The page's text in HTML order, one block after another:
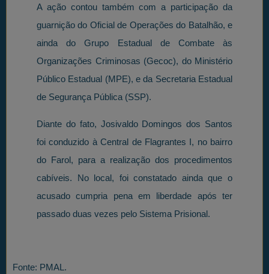
A ação contou também com a participação da
guarnição do Oficial de Operações do Batalhão, e
ainda do Grupo Estadual de Combate às
Organizações Criminosas (Gecoc), do Ministério
Público Estadual (MPE), e da Secretaria Estadual
de Segurança Pública (SSP).
Diante do fato, Josivaldo Domingos dos Santos
foi conduzido à Central de Flagrantes I, no bairro
do Farol, para a realização dos procedimentos
cabíveis. No local, foi constatado ainda que o
acusado cumpria pena em liberdade após ter
passado duas vezes pelo Sistema Prisional.
Fonte: PMAL.